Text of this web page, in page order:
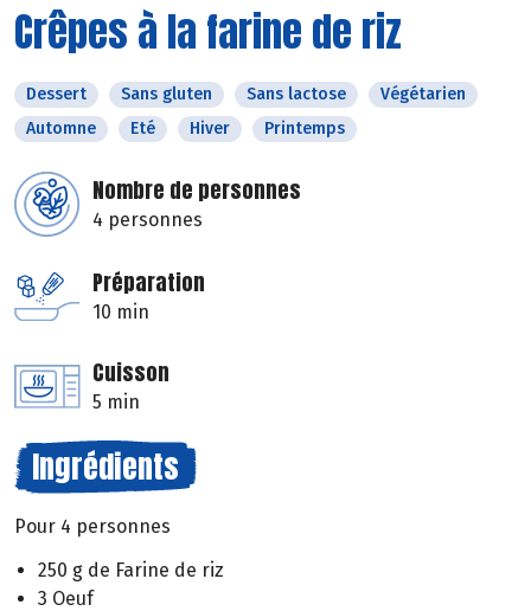
Crêpes à la farine de riz
Dessert Sans gluten Sans lactose
Végétarien
Automne
Eté Hiver Printemps
Nombre de personnes
4 personnes
Préparation
10 min
Cuisson
5 min
Ingrédients
Pour 4 personnes
250 g de Farine de riz
3 Oeuf